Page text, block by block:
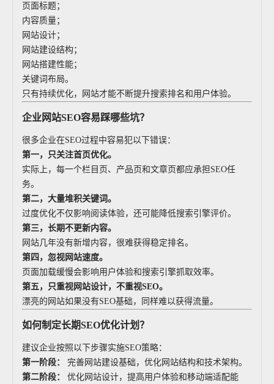
页面标题；
内容质量；
网站设计；
网站建设结构；
网站搭建性能；
关键词布局。
只有持续优化，网站才能不断提升搜索排名和用户体验。
企业网站SEO容易踩哪些坑？
很多企业在SEO过程中容易犯以下错误：
第一，只关注首页优化。
实际上，每一个栏目页、产品页和文章页都应承担SEO任
务。
第二，大量堆积关键词。
过度优化不仅影响阅读体验，还可能降低搜索引擎评价。
第三，长期不更新内容。
网站几年没有新增内容，很难获得稳定排名。
第四，忽视网站速度。
页面加载缓慢会影响用户体验和搜索引擎抓取效率。
第五，只重视网站设计，不重视SEO。
漂亮的网站如果没有SEO基础，同样难以获得流量。
如何制定长期SEO优化计划？
建议企业按照以下步骤实施SEO策略：
第一阶段：
完善网站建设基础，优化网站结构和技术架构。
第二阶段：
优化网站设计，提高用户体验和移动端适配能